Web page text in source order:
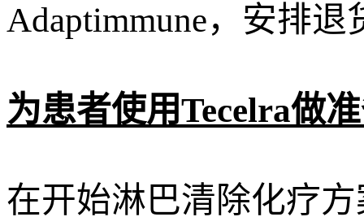
Adaptimmune，安排退
为患者使用Tecelra做
在开始淋巴清除化疗